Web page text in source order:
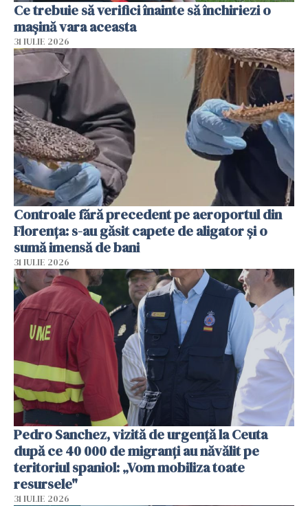
Ce trebuie să verifici înainte să închiriezi o
mașină vara aceasta
31 IULIE 2026
Controale fără precedent pe aeroportul din
Florența: s-au găsit capete de aligator și o
sumă imensă de bani
31 IULIE 2026
Pedro Sanchez, vizită de urgență la Ceuta
după ce 40 000 de migranți au năvălit pe
teritoriul spaniol: „Vom mobiliza toate
resursele"
31 IULIE 2026